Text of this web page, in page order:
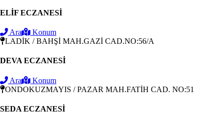
ELİF ECZANESİ
Ara
Konum
LADİK / BAHŞİ MAH.GAZİ CAD.NO:56/A
DEVA ECZANESİ
Ara
Konum
ONDOKUZMAYIS / PAZAR MAH.FATİH CAD. NO:51
SEDA ECZANESİ